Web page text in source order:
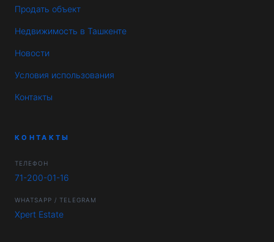
Продать объект
Недвижимость в Ташкенте
Новости
Условия использования
Контакты
КОНТАКТЫ
ТЕЛЕФОН
71-200-01-16
WHATSAPP / TELEGRAM
Xpert Estate